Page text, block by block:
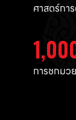
ศาสตร์กา
การชกมว